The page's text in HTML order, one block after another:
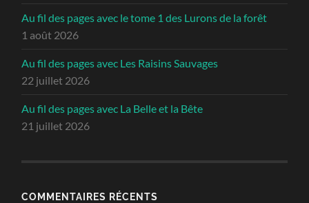
Au fil des pages avec le tome 1 des Lurons de la forêt
1 août 2026
Au fil des pages avec Les Raisins Sauvages
22 juillet 2026
Au fil des pages avec La Belle et la Bête
21 juillet 2026
COMMENTAIRES RÉCENTS